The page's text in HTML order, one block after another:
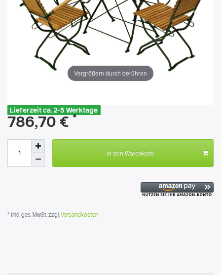
Vergrößern durch berühren
Lieferzeit ca. 2-5 Werktage
786,70 € *
In den Warenkorb
* inkl. ges. MwSt. zzgl. Versandkosten